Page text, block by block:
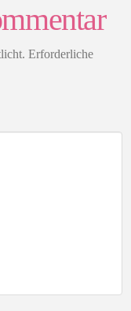
Erforderliche